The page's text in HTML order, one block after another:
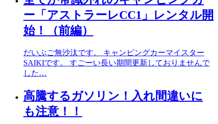
ー「アストラーレCC1」レンタル開
始！（前編）
だいぶご無沙汰です。 キャンピングカーマイスター
SAIKIです。 すごーい長い期間更新しておりませんで
した…
高騰するガソリン！入れ間違いに
も注意！！